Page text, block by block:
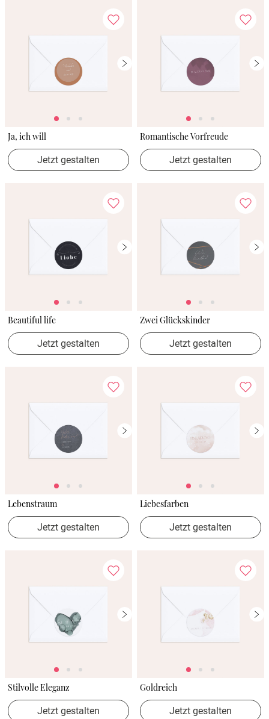
Ja, ich will
Jetzt gestalten
Romantische Vorfreude
Jetzt gestalten
Beautiful life
Jetzt gestalten
Zwei Glückskinder
Jetzt gestalten
Lebenstraum
Jetzt gestalten
Liebesfarben
Jetzt gestalten
Stilvolle Eleganz
Jetzt gestalten
Goldreich
Jetzt gestalten